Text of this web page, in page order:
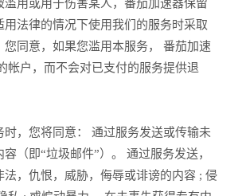
滥用或用于伤害某人，番茄加速器保留
用法律的情况下使用我们的服务时采取
您同意，如果您滥用本服务， 番茄加速
帐户，而不会对已支付的服务提供退
时，您将同意： 通过服务发送或传输未
（即“垃圾邮件”）。 通过服务发送，
法，仇恨，威胁，侮辱或诽谤的内容 ; 侵